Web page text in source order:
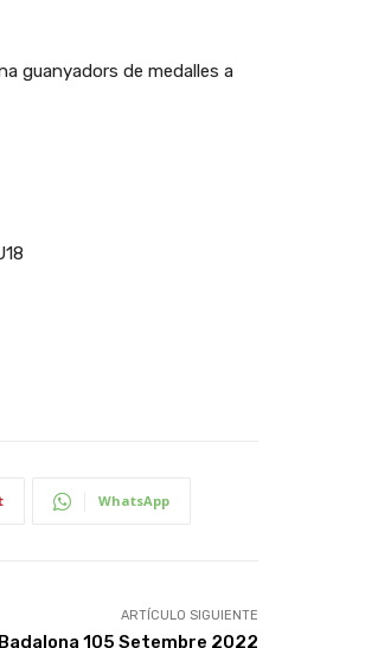
guanyadors de medalles a
WhatsApp
ARTÍCULO SIGUIENTE
105 Setembre 2022